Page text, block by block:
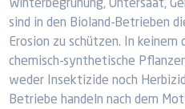
Winterbegrünung, Untersaat,
sind in den Bioland-Betrieben
Erosion zu schützen. In
chemisch-synthetische
weder Insektizide noch
Betriebe handeln nach dem